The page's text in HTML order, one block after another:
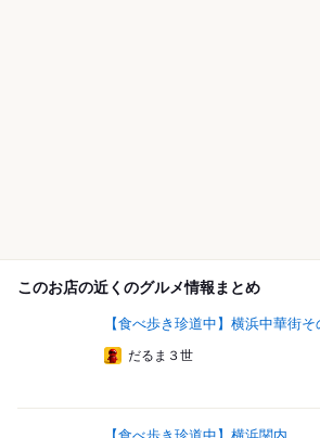
このお店の近くのグルメ情報まとめ
【食べ歩き珍道中】横浜中華街
だるま３世